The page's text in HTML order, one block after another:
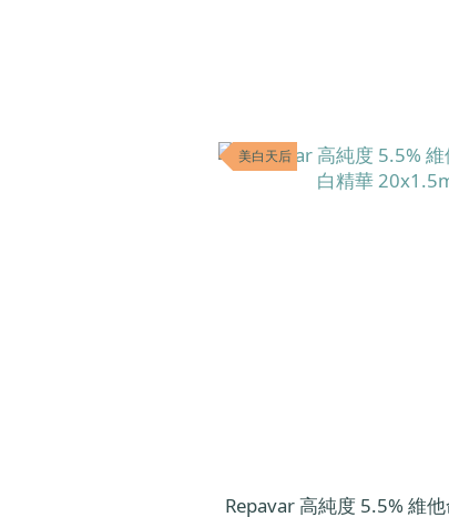
美白天后
Repavar 高純度 5.5% 維